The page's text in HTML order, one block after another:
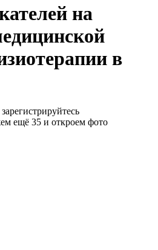
на
в
ещё 35 и откроем фото